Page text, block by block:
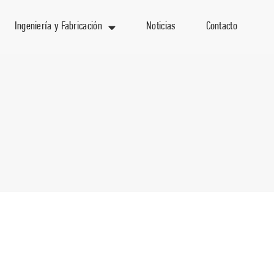
Ingeniería y Fabricación Noticias Contacto